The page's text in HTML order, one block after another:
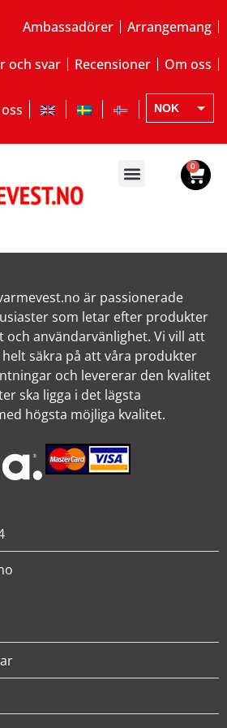
Ambassadörer Arrangemang
och svar Recensioner Om oss
NOK
0
är passionerade
som letar efter produkter
och användarvänlighet. Vi vill att
säkra på att våra produkter
och levererar den kvalitet
ska ligga i det lägsta
högsta möjliga kvalitet.